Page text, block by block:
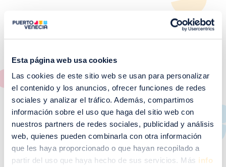
Esta página web usa cookies
Las cookies de este sitio web se usan para personalizar
el contenido y los anuncios, ofrecer funciones de redes
sociales y analizar el tráfico. Además, compartimos
información sobre el uso que haga del sitio web con
nuestros partners de redes sociales, publicidad y análisis
web, quienes pueden combinarla con otra información
que les haya proporcionado o que hayan recopilado a
partir del uso que haya hecho de sus servicios. Más info
restaurante McDonald´s en Puerto Venecia.
McDonald’s te ofrece una experiencia única y un
solitario, con familia, amigos o en pareja en
cualquier momento del día. Una de las señas de
identidad de la marca es su apuesta por la
innovación que le permite incorporar nuevos
productos y servicios, siempre conservando su
esencia y adaptándose a los gustos del
consumidor. Podrás disfrutar de una gran variedad
de productos como ensaladas, complementos,
helados, café y postres. Sin olvidarnos de sus